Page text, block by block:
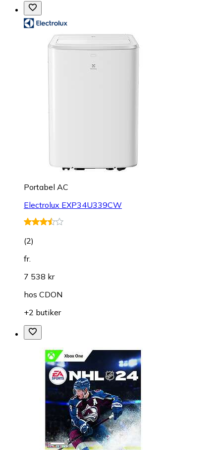
Portabel AC
Electrolux EXP34U339CW
(2)
fr.
7 538 kr
hos CDON
+2 butiker